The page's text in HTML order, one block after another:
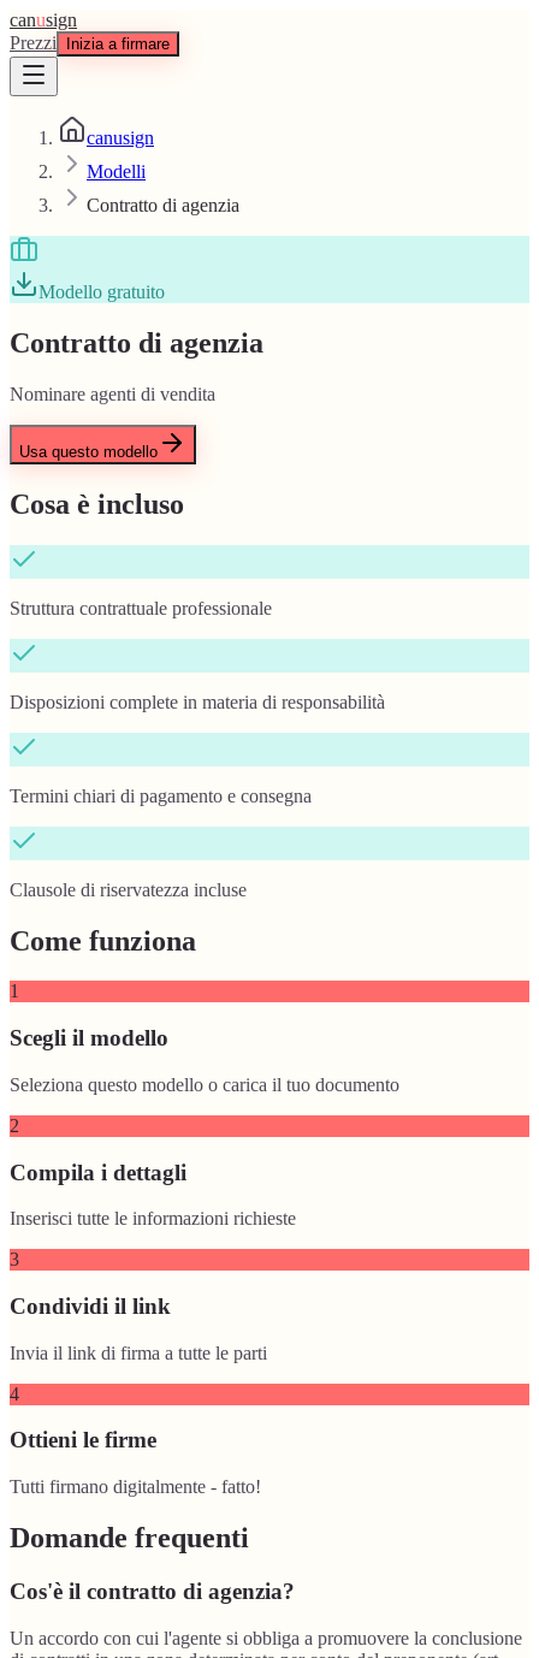
canusign
Prezzi
Inizia a firmare
canusign
Modelli
Contratto di agenzia
Modello gratuito
Contratto di agenzia
Nominare agenti di vendita
Usa questo modello
Cosa è incluso
Struttura contrattuale professionale
Disposizioni complete in materia di responsabilità
Termini chiari di pagamento e consegna
Clausole di riservatezza incluse
Come funziona
1
Scegli il modello
Seleziona questo modello o carica il tuo documento
2
Compila i dettagli
Inserisci tutte le informazioni richieste
3
Condividi il link
Invia il link di firma a tutte le parti
4
Ottieni le firme
Tutti firmano digitalmente - fatto!
Domande frequenti
Cos'è il contratto di agenzia?
Un accordo con cui l'agente si obbliga a promuovere la conclusione